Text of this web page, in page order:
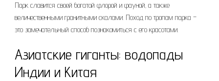
Парк славится своей богатой флорой и фауной‚ а также
величественными гранитными скалами. Поход по тропам парка –
это замечательный способ познакомиться с его красотами.
Азиатские гиганты: водопады
Индии и Китая